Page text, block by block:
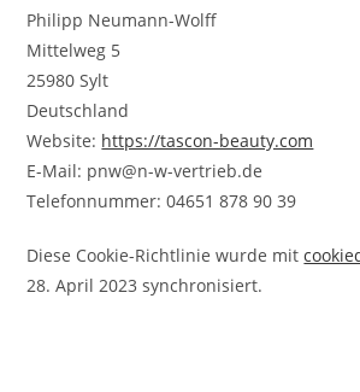
Philipp Neumann-Wolff
Mittelweg 5
25980 Sylt
Deutschland
Website: https://tascon-beauty.com
E-Mail: pnw@n-w-vertrieb.de
Telefonnummer: 04651 878 90 39
Diese Cookie-Richtlinie wurde mit
28. April 2023 synchronisiert.